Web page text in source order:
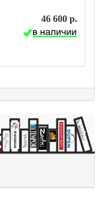
46 600 р.